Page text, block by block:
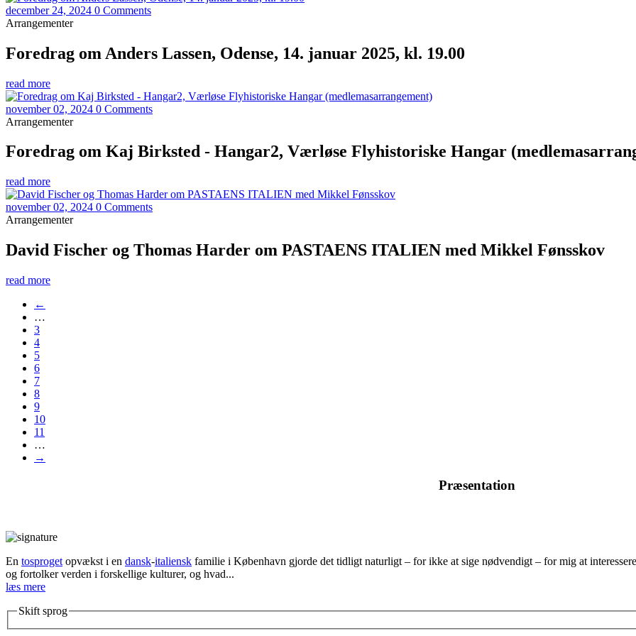
december 24, 2024 0 Comments
Arrangementer
Foredrag om Anders Lassen, Odense, 14. januar 2025, kl. 19.00
read more
november 02, 2024 0 Comments
Arrangementer
Foredrag om Kaj Birksted - Hangar2, Værløse Flyhistoriske Hangar
read more
november 02, 2024 0 Comments
Arrangementer
David Fischer og Thomas Harder om PASTAENS ITALIEN med Mikkel Fønsskov
read more
←
…
3
4
5
6
7
8
9
10
11
…
→
Præsentation
En tosproget opvækst i en dansk-italiensk familie i København gjorde det tidligt naturligt – for ikke at sige nødvendigt – for mig at
og fortolker verden i forskellige kulturer, og hvad...
læs mere
Skift sprog